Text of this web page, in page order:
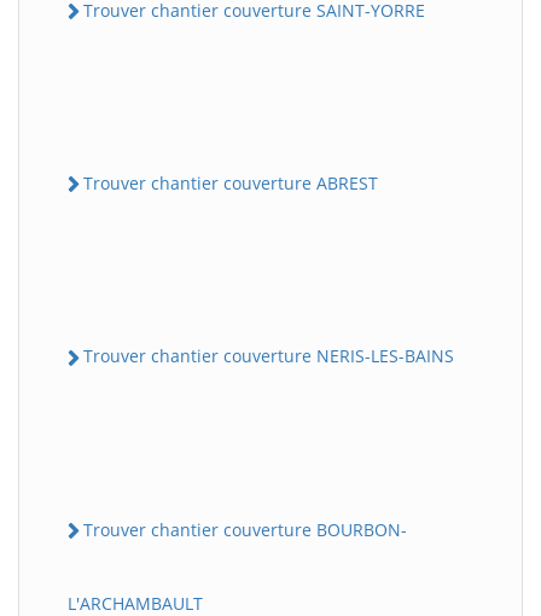
Trouver chantier couverture SAINT-YORRE
Trouver chantier couverture ABREST
Trouver chantier couverture NERIS-LES-BAINS
Trouver chantier couverture BOURBON-
L'ARCHAMBAULT